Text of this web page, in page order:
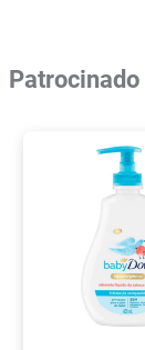
Patrocinado